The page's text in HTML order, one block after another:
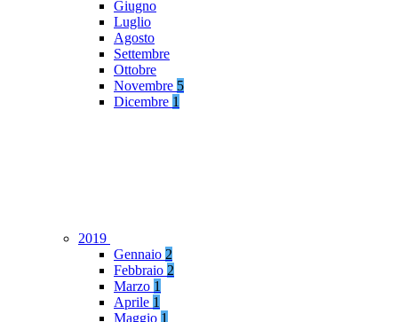
Giugno
Luglio
Agosto
Settembre
Ottobre
Novembre 5
Dicembre 1
2019
Gennaio 2
Febbraio 2
Marzo 1
Aprile 1
Maggio 1